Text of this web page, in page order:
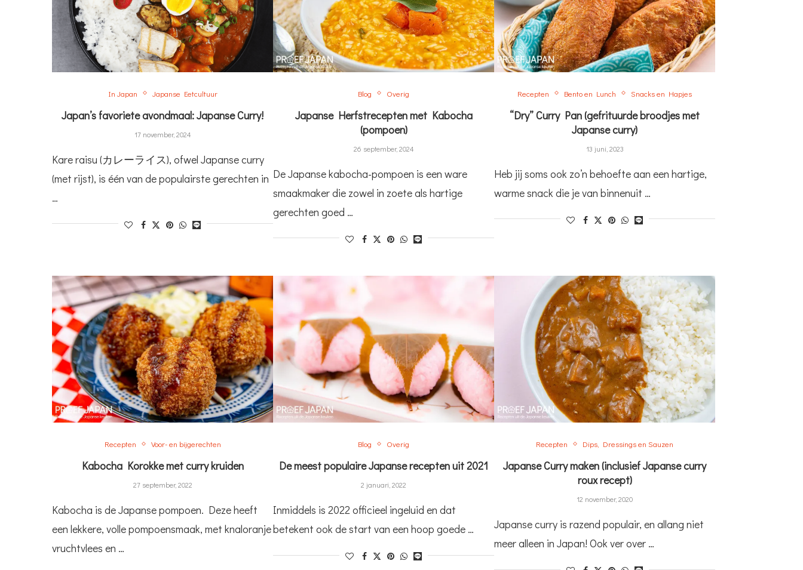
In Japan Japanse Eetcultuur
Japan’s favoriete avondmaal: Japanse Curry!
17 november, 2024
Kare raisu (カレーライス), ofwel Japanse curry
(met rijst), is één van de populairste gerechten in
…
Blog Overig
Japanse Herfstrecepten met Kabocha
(pompoen)
26 september, 2024
De Japanse kabocha-pompoen is een ware
smaakmaker die zowel in zoete als hartige
gerechten goed …
Recepten Bento en Lunch Snacks en Hapjes
“Dry” Curry Pan (gefrituurde broodjes met
Japanse curry)
13 juni, 2023
Heb jij soms ook zo’n behoefte aan een hartige,
warme snack die je van binnenuit …
Recepten Voor- en bijgerechten
Kabocha Korokke met curry kruiden
27 september, 2022
Kabocha is de Japanse pompoen. Deze heeft
een lekkere, volle pompoensmaak, met knaloranje
vruchtvlees en …
Blog Overig
De meest populaire Japanse recepten uit 2021
2 januari, 2022
Inmiddels is 2022 officieel ingeluid en dat
betekent ook de start van een hoop goede …
Recepten Dips, Dressings en Sauzen
Japanse Curry maken (inclusief Japanse curry
roux recept)
12 november, 2020
Japanse curry is razend populair, en allang niet
meer alleen in Japan! Ook ver over …